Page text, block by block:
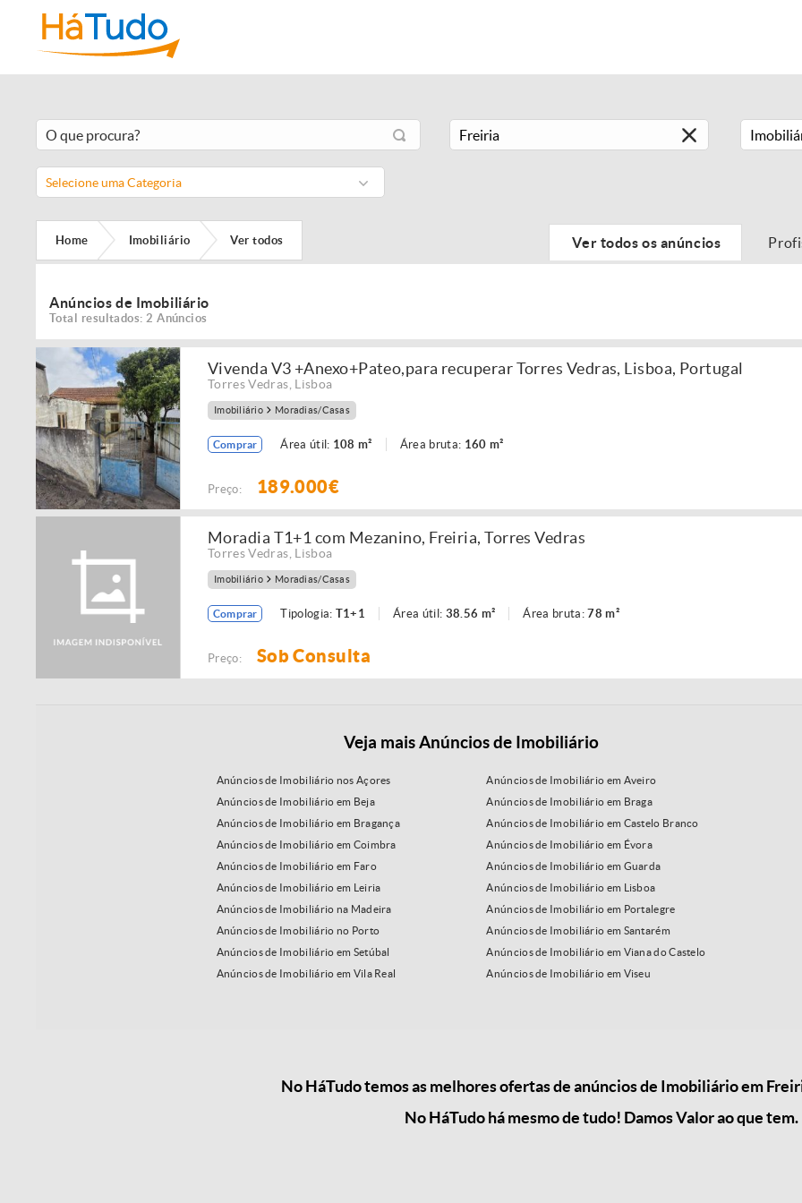
Selecione uma Categoria
Home Imobiliário Ver todos Ver todos os anúncios
Anúncios de Imobiliário
Total resultados: 2 Anúncios
Vivenda V3 +Anexo+Pateo,para recuperar Torres Vedras, Lisboa, Portugal
Torres Vedras Lisboa
Imobiliário Moradias/Casas
Comprar Área útil: 108 m² Área bruta: 160 m²
Preço: 189.000€
Moradia T1+1 com Mezanino, Freiria, Torres Vedras
Torres Vedras Lisboa
Imobiliário Moradias/Casas
Comprar Tipologia: T1+1 Área útil: 38.56 m² Área bruta:78 m²
Preço: Sob Consulta
Veja mais Anúncios de Imobiliário
Anúncios de Imobiliário nos Açores
Anúncios de Imobiliário em Aveiro
Anúncios de Imobiliário em Beja
Anúncios de Imobiliário em Braga
Anúncios de Imobiliário em Bragança
Anúncios de Imobiliário em Castelo Branco
Anúncios de Imobiliário em Coimbra
Anúncios de Imobiliário em Évora
Anúncios de Imobiliário em Faro
Anúncios de Imobiliário em Guarda
Anúncios de Imobiliário em Leiria
Anúncios de Imobiliário em Lisboa
Anúncios de Imobiliário na Madeira
Anúncios de Imobiliário em Portalegre
Anúncios de Imobiliário no Porto
Anúncios de Imobiliário em Santarém
Anúncios de Imobiliário em Setúbal
Anúncios de Imobiliário em Viana do Castelo
Anúncios de Imobiliário em Vila Real
Anúncios de Imobiliário em Viseu
No HáTudo temos as melhores ofertas de anúncios de Imobiliário em
No HáTudo há mesmo de tudo! Damos Valor ao que tem.